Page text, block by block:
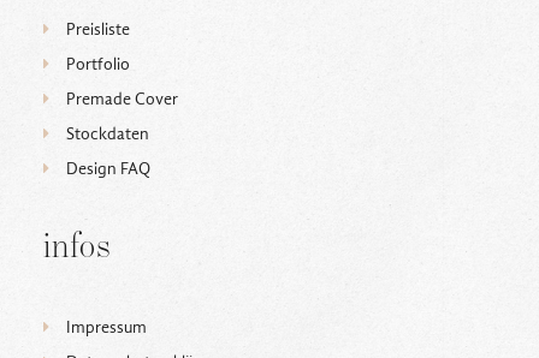
Preisliste
Portfolio
Premade Cover
Stockdaten
Design FAQ
infos
Impressum